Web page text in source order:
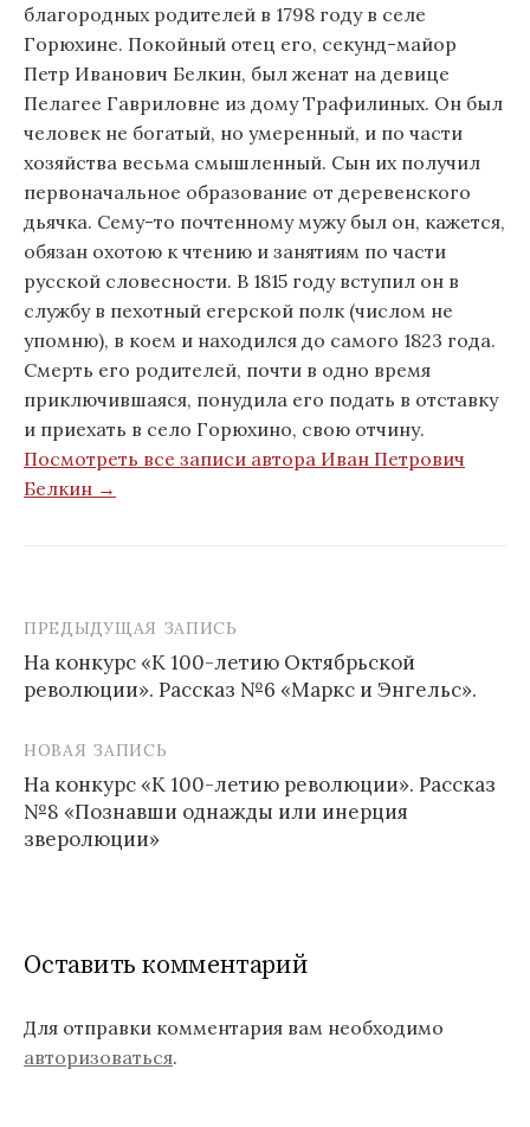
благородных родителей в 1798 году в селе
Горюхине. Покойный отец его, секунд-майор
Петр Иванович Белкин, был женат на девице
Пелагее Гавриловне из дому Трафилиных. Он был
человек не богатый, но умеренный, и по части
хозяйства весьма смышленный. Сын их получил
первоначальное образование от деревенского
дьячка. Сему-то почтенному мужу был он, кажется,
обязан охотою к чтению и занятиям по части
русской словесности. В 1815 году вступил он в
службу в пехотный егерской полк (числом не
упомню), в коем и находился до самого 1823 года.
Смерть его родителей, почти в одно время
приключившаяся, понудила его подать в отставку
и приехать в село Горюхино, свою отчину.
Посмотреть все записи автора Иван Петрович
Белкин →
Н
а
в
и
ц
я
п
ПРЕДЫДУЩАЯ ЗАПИСЬ
На конкурс «К 100-летию Октябрьской
революции». Рассказ №6 «Маркс и Энгельс».
НОВАЯ ЗАПИСЬ
На конкурс «К 100-летию революции». Рассказ
№8 «Познавши однажды или инерция
зверолюции»
Оставить комментарий
Для отправки комментария вам необходимо
авторизоваться.